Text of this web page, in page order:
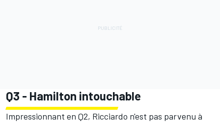
Q3 - Hamilton intouchable
Impressionnant en Q2, Ricciardo n'est pas parvenu à